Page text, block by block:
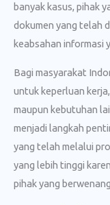
banyak kasus, pihak
dokumen yang telah
keabsahan informasi
Bagi masyarakat
untuk keperluan
maupun kebutuhan
menjadi langkah
yang telah melalui
yang lebih tinggi
pihak yang